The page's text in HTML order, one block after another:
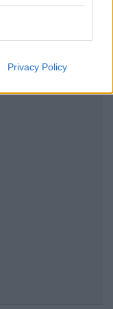
Privacy Policy